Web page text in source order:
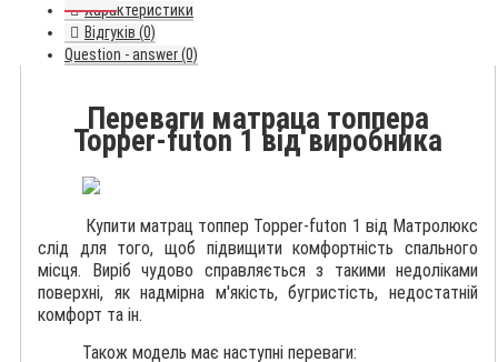
Характеристики
Відгуків (0)
Question - answer (0)
Переваги матраца топпера
Topper-futon 1 від виробника
Купити матрац топпер Topper-futon 1 від Матролюкс
слід для того, щоб підвищити комфортність спального
місця. Виріб чудово справляється з такими недоліками
поверхні, як надмірна м'якість, бугристість, недостатній
комфорт та ін.
Також модель має наступні переваги: